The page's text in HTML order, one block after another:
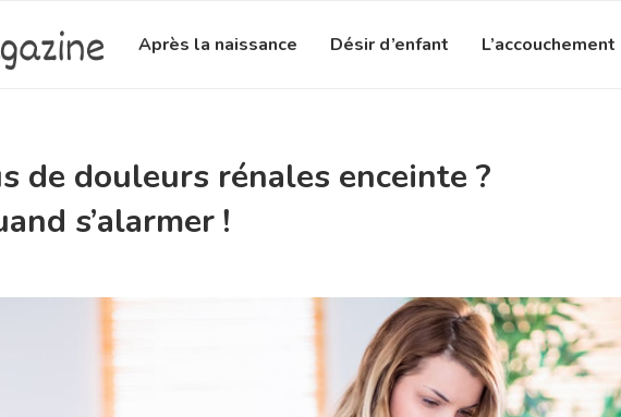
Après la naissance Désir d’enfant L’accouchement
de douleurs rénales enceinte ?
s’alarmer !